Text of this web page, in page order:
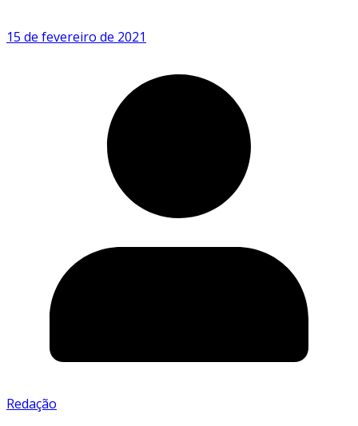
15 de fevereiro de 2021
Redação